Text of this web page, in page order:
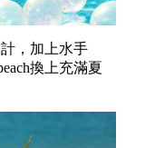
，加上水手
換上充滿夏